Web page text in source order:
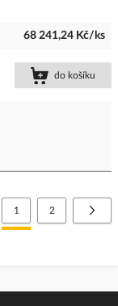
68 241,24 Kč/ks
do košíku
Stránka
Právě si prohlížíte
1 Stránka
2